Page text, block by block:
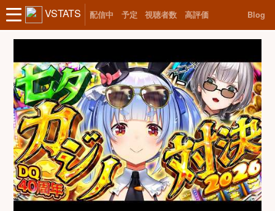
VSTATS 配信中 予定 視聴者数 高評価 Blog